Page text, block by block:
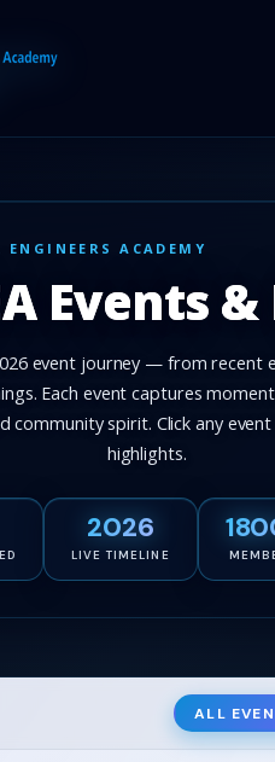
ACADEMY
Events
event journey — from recent
Each event captures
community spirit. Click any
highlights.
2026
LIVE TIMELINE
ALL